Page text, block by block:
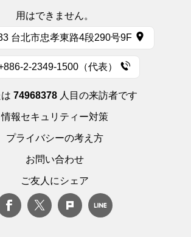
用はできません。
台北市忠孝東路4段290号9F
2-2349-1500（代表）
74968378 人目の来訪者です
情報セキュリティー対策
プライバシーの考え方
お問い合わせ
ご友人にシェア